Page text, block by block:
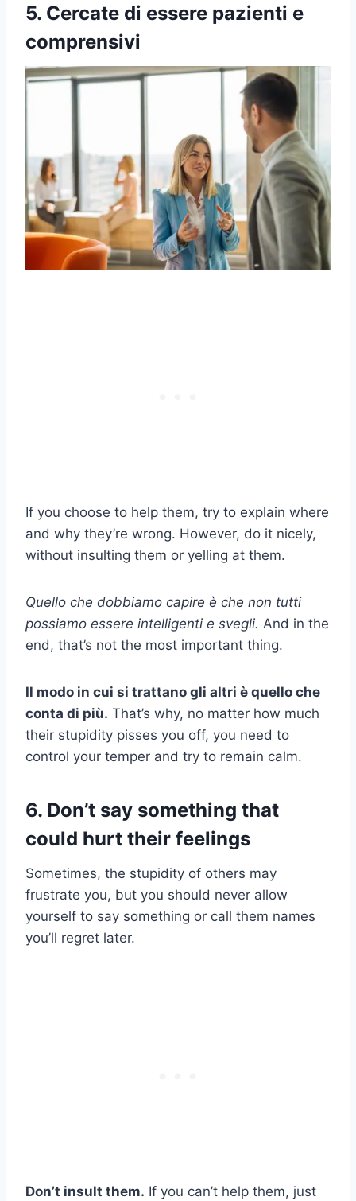
5. Cercate di essere pazienti e
comprensivi
If you choose to help them, try to explain where
and why they’re wrong. However, do it nicely,
without insulting them or yelling at them.
Quello che dobbiamo capire è che non tutti
possiamo essere intelligenti e svegli. And in the
end, that’s not the most important thing.
Il modo in cui si trattano gli altri è quello che
conta di più. That’s why, no matter how much
their stupidity pisses you off, you need to
control your temper and try to remain calm.
6. Don’t say something that
could hurt their feelings
Sometimes, the stupidity of others may
frustrate you, but you should never allow
yourself to say something or call them names
you’ll regret later.
Don’t insult them. If you can’t help them, just